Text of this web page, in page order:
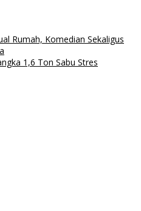
Rumah, Komedian Sekaligus
1,6 Ton Sabu Stres